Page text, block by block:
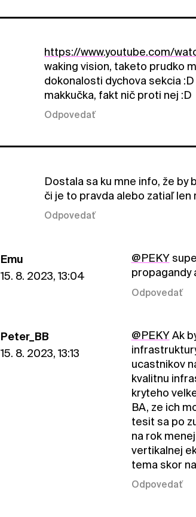
https://www.youtube.com/
waking vision, taketo prudko
dokonalosti dychova sekcia
makkučka, fakt nič proti nej :D
Odpovedať
Dostala sa ku mne info, že by
či je to pravda alebo zatiaľ len
Odpovedať
Emu
15. 8. 2023, 13:04
@PEKY
propagandy
Odpovedať
Peter_BB
15. 8. 2023, 13:13
@PEKYAk
ucastnikov
kvalitnu
kryteho
BA, ze ich
tesit sa po
na rok
vertikalnej
tema skor
Odpovedať